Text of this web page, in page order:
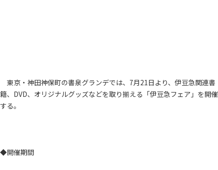
東京・神田神保町の書泉グランデでは、7月21日より、伊豆急関連書
籍、DVD、オリジナルグッズなどを取り揃える「伊豆急フェア」を開催
する。
◆開催期間